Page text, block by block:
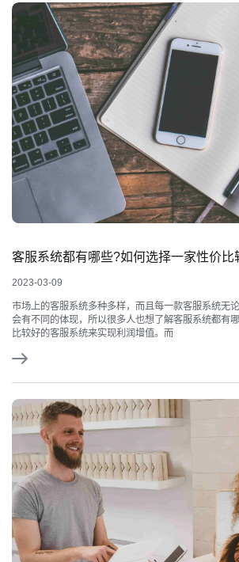
客服系统都有哪些?如何选择一家性价比
2023-03-09
市场上的客服系统多种多样，而且每一款客服系统无
会有不同的体现，所以很多人也想了解客服系统都有
比较好的客服系统来实现利润增值。而